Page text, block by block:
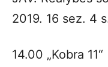
2019. 16 sez. 4
14.00 „Kobra